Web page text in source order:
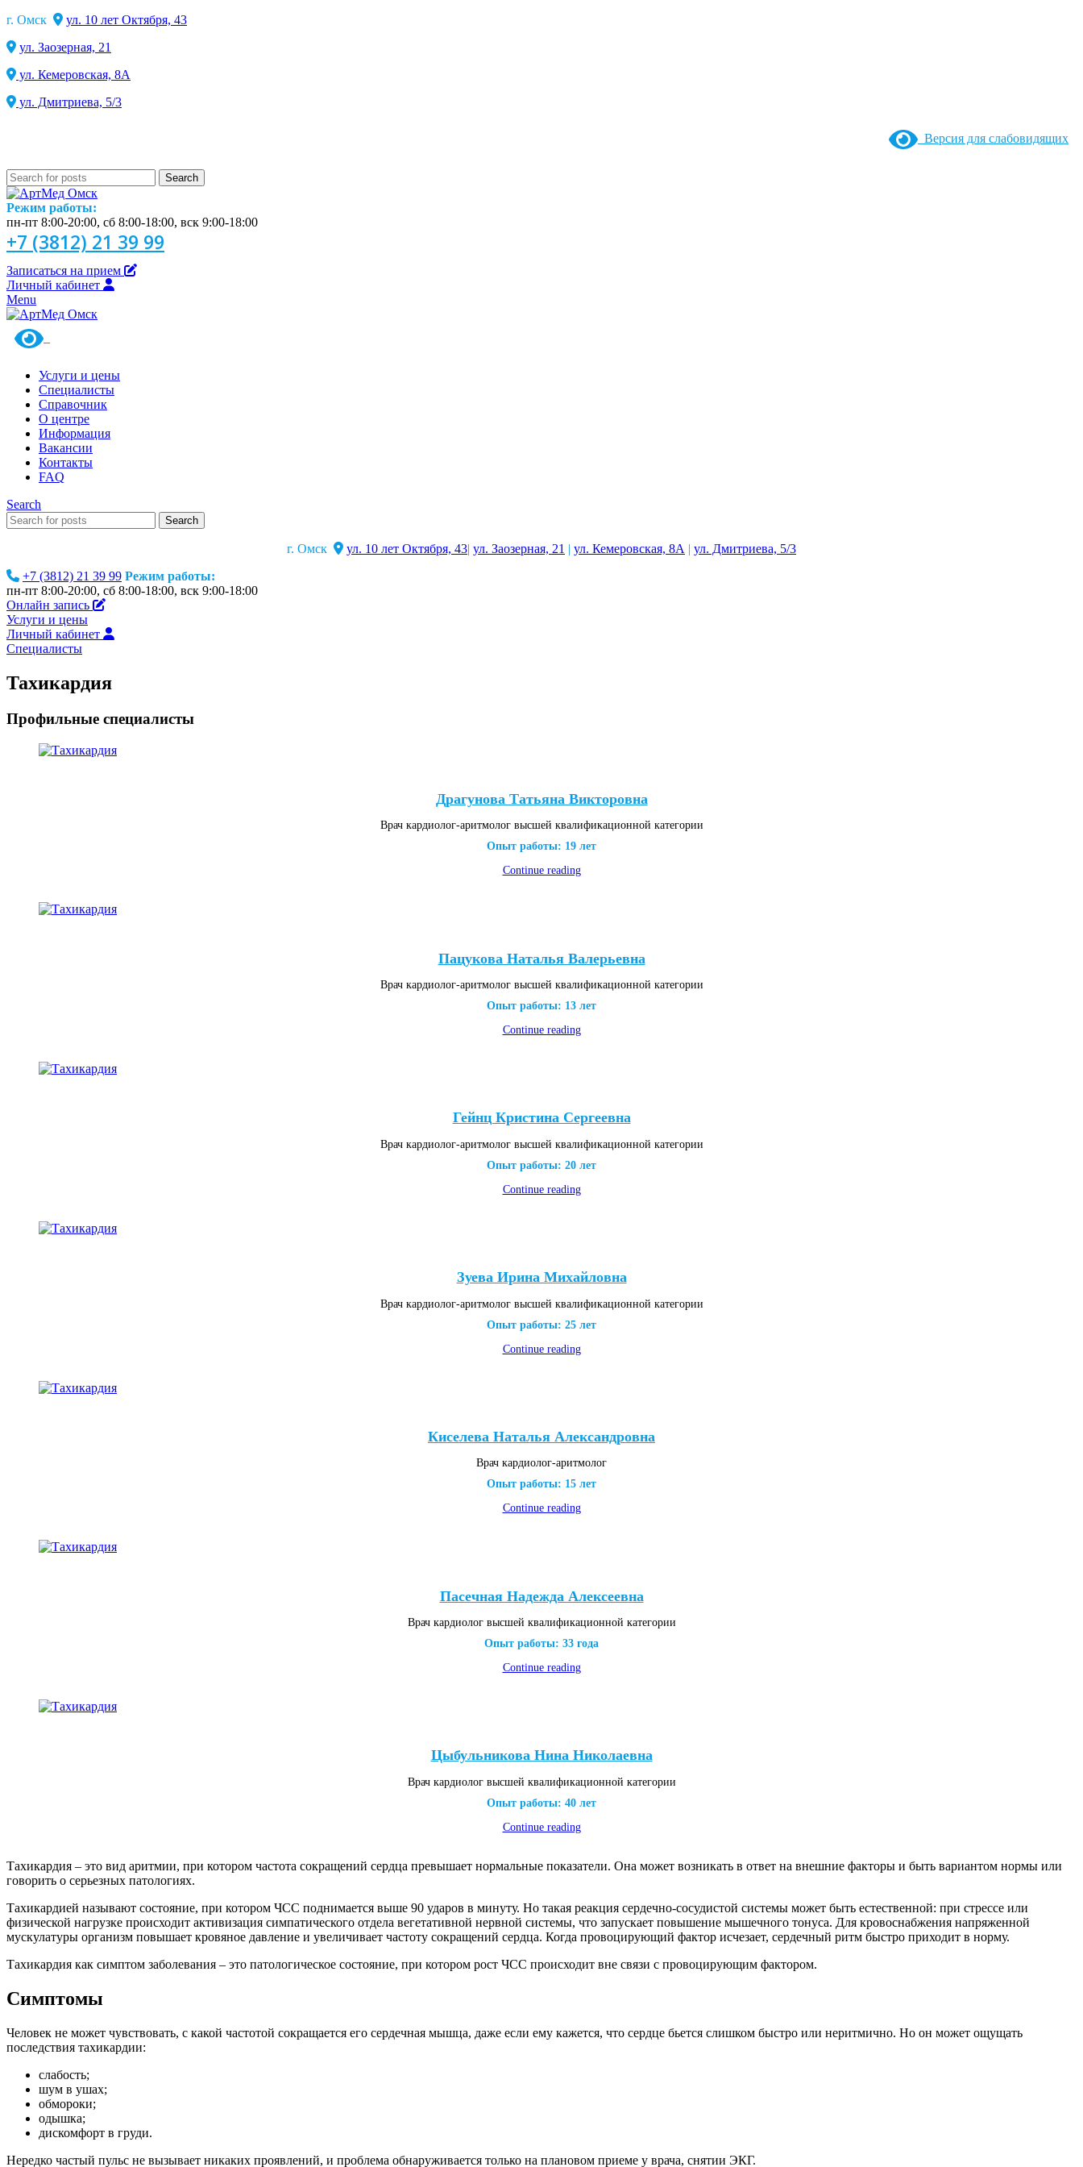
г. Омск
ул. 10 лет Октября, 43
ул. Заозерная, 21
ул. Кемеровская, 8А
ул. Дмитриева, 5/3
Версия для слабовидящих
Search
Режим работы:
пн-пт 8:00-20:00, сб 8:00-18:00, вск 9:00-18:00
+7 (3812) 21 39 99
Записаться на прием
Личный кабинет
Menu
Услуги и цены
Специалисты
Справочник
О центре
Информация
Вакансии
Контакты
FAQ
Search
Search
г. Омск ул. 10 лет Октября, 43| ул. Заозерная, 21 | ул. Кемеровская, 8А | ул. Дмитриева, 5/3
+7 (3812) 21 39 99 Режим работы:
пн-пт 8:00-20:00, сб 8:00-18:00, вск 9:00-18:00
Онлайн запись
Услуги и цены
Личный кабинет
Специалисты
Тахикардия
Профильные специалисты
Драгунова Татьяна Викторовна
Врач кардиолог-аритмолог высшей квалификационной категории
Опыт работы: 19 лет
Continue reading
Пацукова Наталья Валерьевна
Врач кардиолог-аритмолог высшей квалификационной категории
Опыт работы: 13 лет
Continue reading
Гейнц Кристина Сергеевна
Врач кардиолог-аритмолог высшей квалификационной категории
Опыт работы: 20 лет
Continue reading
Зуева Ирина Михайловна
Врач кардиолог-аритмолог высшей квалификационной категории
Опыт работы: 25 лет
Continue reading
Киселева Наталья Александровна
Врач кардиолог-аритмолог
Опыт работы: 15 лет
Continue reading
Пасечная Надежда Алексеевна
Врач кардиолог высшей квалификационной категории
Опыт работы: 33 года
Continue reading
Цыбульникова Нина Николаевна
Врач кардиолог высшей квалификационной категории
Опыт работы: 40 лет
Continue reading
Тахикардия – это вид аритмии, при котором частота сокращений сердца превышает нормальные показатели. Она может возникать в ответ на внешние факторы и быть вариантом нормы или
говорить о серьезных патологиях.
Тахикардией называют состояние, при котором ЧСС поднимается выше 90 ударов в минуту. Но такая реакция сердечно-сосудистой системы может быть естественной: при стрессе или
физической нагрузке происходит активизация симпатического отдела вегетативной нервной системы, что запускает повышение мышечного тонуса. Для кровоснабжения напряженной
мускулатуры организм повышает кровяное давление и увеличивает частоту сокращений сердца. Когда провоцирующий фактор исчезает, сердечный ритм быстро приходит в норму.
Тахикардия как симптом заболевания – это патологическое состояние, при котором рост ЧСС происходит вне связи с провоцирующим фактором.
Симптомы
Человек не может чувствовать, с какой частотой сокращается его сердечная мышца, даже если ему кажется, что сердце бьется слишком быстро или неритмично. Но он может ощущать
последствия тахикардии:
слабость;
шум в ушах;
обмороки;
одышка;
дискомфорт в груди.
Нередко частый пульс не вызывает никаких проявлений, и проблема обнаруживается только на плановом приеме у врача, снятии ЭКГ.